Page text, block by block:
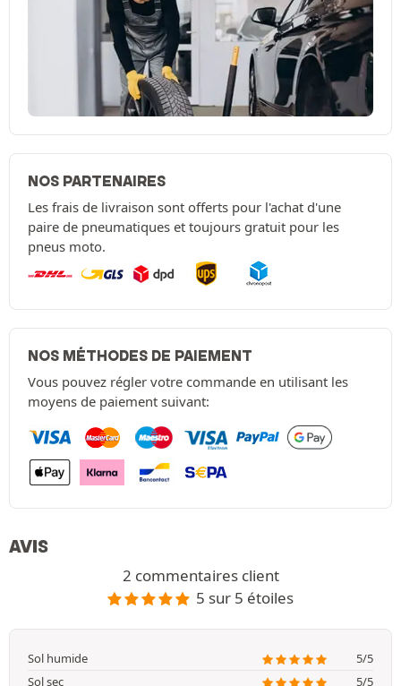
NOS PARTENAIRES
Les frais de livraison sont offerts pour l'achat d'une
paire de pneumatiques et toujours gratuit pour les
pneus moto.
NOS MÉTHODES DE PAIEMENT
Vous pouvez régler votre commande en utilisant les
moyens de paiement suivant:
AVIS
2 commentaires client
5 sur 5 étoiles
Sol humide
5/5
Sol sec
5/5